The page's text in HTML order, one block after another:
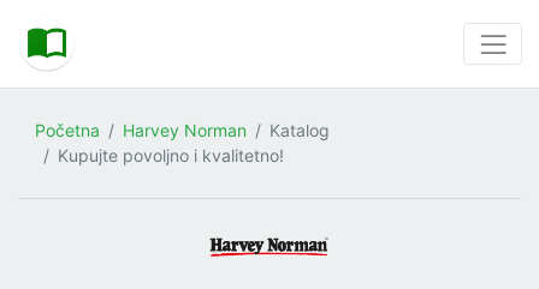
Početna Harvey Norman
Katalog
Kupujte povoljno i kvalitetno!